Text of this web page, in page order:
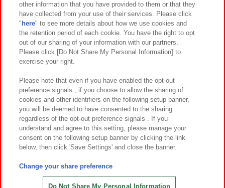
関連会社 サステナビリティ サイトポリシー
プライバシーポリシー ウェブアクセシビリティ方針と検証結果
お取引先さまとともに
カスタマーハラスメント対応方針 よくあるご質問・お問い合わせ
©Bandai Namco Amusement Inc.
©Bandai Namco Amusement Lab Inc.
©HANAYASHIKI Co., Ltd. All Rights Reserved.
other information that you have provided to them or that they
have collected from your use of their services. Please click
" here" to see more details about how we use cookies and
the retention period of each cookie. You have the right to opt
out of our sharing of your information with our partners.
Please click [Do Not Share My Personal Information] to
exercise your right.
Please note that even if you have enabled the opt-out
preference signals , if you choose to allow the sharing of
cookies and other identifiers on the following setup banner,
you will be deemed to have consented to the sharing
regardless of the opt-out preference signals . If you
understand and agree to this setting, please manage your
consent on the following setup banner by clicking the link
below, then click 'Save Settings' and close the banner.
Change your share preference
Do Not Share My Personal Information